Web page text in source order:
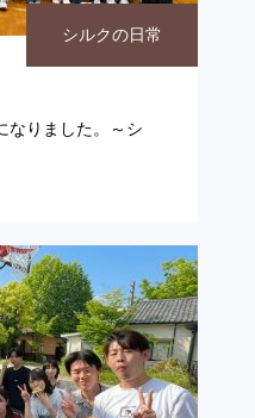
シルクの日常
りました。～シ